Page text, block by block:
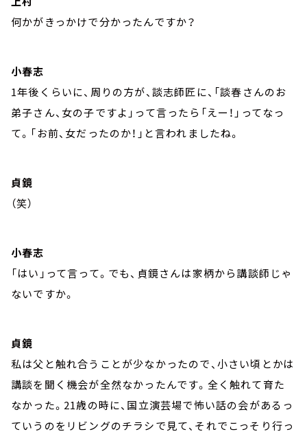
何かがきっかけで分かったんですか？
小春志
1年後くらいに、周りの方が、談志師匠に、「談春さんのお
弟子さん、女の子ですよ」って言ったら「えー！」ってなっ
て。「お前、女だったのか！」と言われましたね。
貞鏡
（笑）
小春志
「はい」って言って。でも、貞鏡さんは家柄から講談師じゃ
ないですか。
貞鏡
私は父と触れ合うことが少なかったので、小さい頃とかは
講談を聞く機会が全然なかったんです。全く触れて育た
なかった。21歳の時に、国立演芸場で怖い話の会があるっ
ていうのをリビングのチラシで見て、それでこっそり行っ